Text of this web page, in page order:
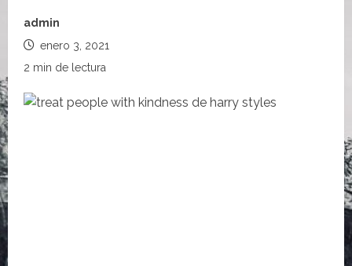
admin
enero 3, 2021
2 min de lectura